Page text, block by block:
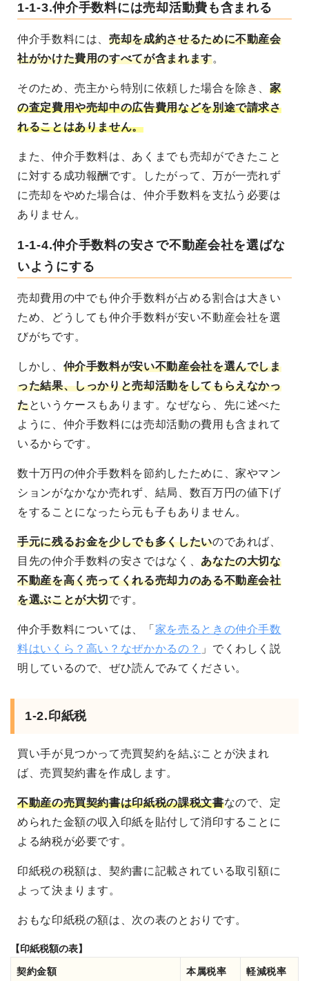
1-1-3.仲介手数料には売却活動費も含まれる
仲介手数料には、売却を成約させるために不動産会
社がかけた費用のすべてが含まれます。
そのため、売主から特別に依頼した場合を除き、家
の査定費用や売却中の広告費用などを別途で請求さ
れることはありません。
また、仲介手数料は、あくまでも売却ができたこと
に対する成功報酬です。したがって、万が一売れず
に売却をやめた場合は、仲介手数料を支払う必要は
ありません。
1-1-4.仲介手数料の安さで不動産会社を選ばな
いようにする
売却費用の中でも仲介手数料が占める割合は大きい
ため、どうしても仲介手数料が安い不動産会社を選
びがちです。
しかし、 仲介手数料が安い不動産会社を選んでしま
った結果、しっかりと売却活動をしてもらえなかっ
たというケースもあります。なぜなら、先に述べた
ように、仲介手数料には売却活動の費用も含まれて
いるからです。
数十万円の仲介手数料を節約したために、家やマン
ションがなかなか売れず、結局、数百万円の値下げ
をすることになったら元も子もありません。
手元に残るお金を少しでも多くしたいのであれば、
目先の仲介手数料の安さではなく、あなたの大切な
不動産を高く売ってくれる売却力のある不動産会社
を選ぶことが大切です。
仲介手数料については、「 家を売るときの仲介手数
料はいくら？高い？なぜかかるの？ 」でくわしく説
明しているので、ぜひ読んでみてください。
1-2.印紙税
買い手が見つかって売買契約を結ぶことが決まれ
ば、売買契約書を作成します。
不動産の売買契約書は印紙税の課税文書なので、定
められた金額の収入印紙を貼付して消印することに
よる納税が必要です。
印紙税の税額は、契約書に記載されている取引額に
よって決まります。
おもな印紙税の額は、次の表のとおりです。
【印紙税額の表】
契約金額 本属税率 軽減税率